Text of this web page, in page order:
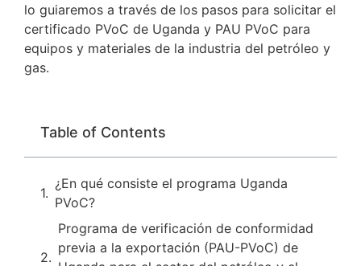
lo guiaremos a través de los pasos para solicitar el
certificado PVoC de Uganda y PAU PVoC para
equipos y materiales de la industria del petróleo y
gas.
Table of Contents
¿En qué consiste el programa Uganda
PVoC?
Programa de verificación de conformidad
previa a la exportación (PAU-PVoC) de